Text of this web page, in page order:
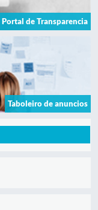
Portal de Transparencia
Taboleiro de anuncios